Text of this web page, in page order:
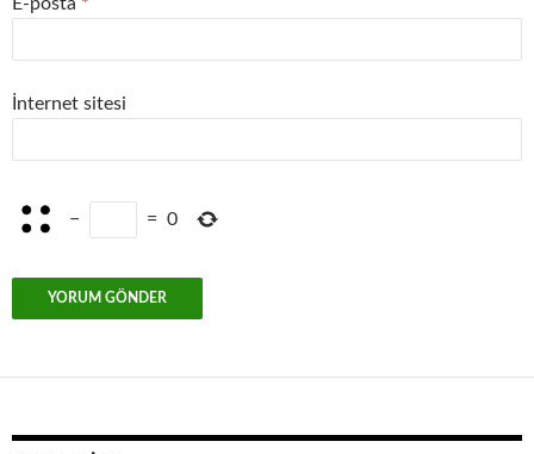
İnternet sitesi
− = 0